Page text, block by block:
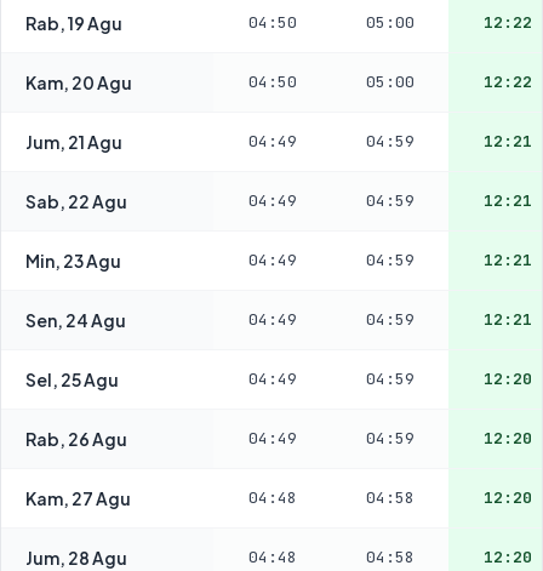
Rab, 19 Agu 04:50 05:00 12:22
Kam, 20 Agu 04:50 05:00 12:22
Jum, 21 Agu 04:49 04:59 12:21
Sab, 22 Agu 04:49 04:59 12:21
Min, 23 Agu 04:49 04:59 12:21
Sen, 24 Agu 04:49 04:59 12:21
Sel, 25 Agu 04:49 04:59 12:20
Rab, 26 Agu 04:49 04:59 12:20
Kam, 27 Agu 04:48 04:58 12:20
Jum, 28 Agu 04:48 04:58 12:20